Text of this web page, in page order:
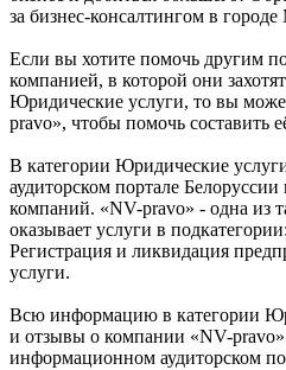
за бизнес-консалтингом в
Если вы хотите помочь другим
компанией, в которой они
Юридические услуги, то вы
pravo», чтобы помочь составить
В категории Юридические
аудиторском портале
компаний. «NV-pravo» - одна из
оказывает услуги в
Регистрация и ликвидация
услуги.
Всю информацию в категории
и отзывы о компании «NV-
информационном аудиторском